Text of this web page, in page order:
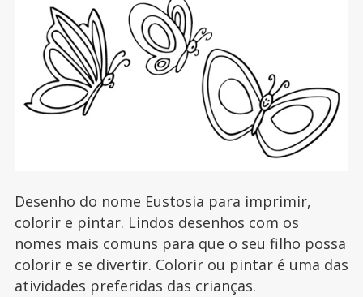
Desenho do nome Eustosia para imprimir,
colorir e pintar. Lindos desenhos com os
nomes mais comuns para que o seu filho possa
colorir e se divertir. Colorir ou pintar é uma das
atividades preferidas das crianças.